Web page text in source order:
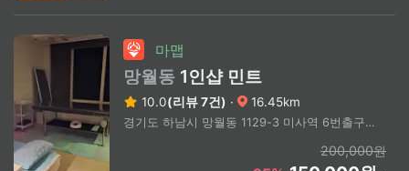
마맵
망월동 1인샵 민트
10.0(리뷰 7건) · 16.45km
경기도 하남시 망월동 1129-3 미사역 6번출구 도보 3분
200,000원